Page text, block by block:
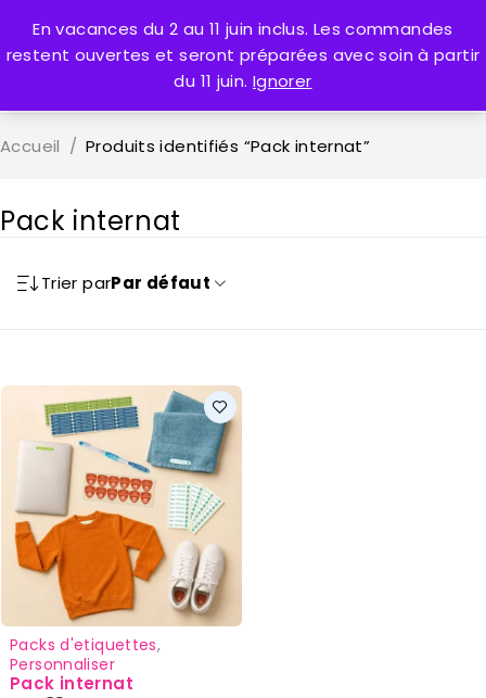
En vacances du 2 au 11 juin inclus. Les commandes
restent ouvertes et seront préparées avec soin à partir
du 11 juin. Ignorer
0
Pack internat
Accueil / Produits identifiés “Pack internat”
Trier parPar défaut
Packs d'etiquettes,
Personnaliser
Pack internat